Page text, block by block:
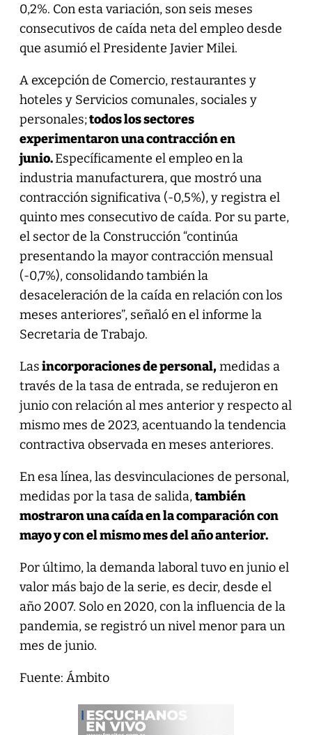
0,2%. Con esta variación, son seis meses
consecutivos de caída neta del empleo desde
que asumió el Presidente Javier Milei.
A excepción de Comercio, restaurantes y
hoteles y Servicios comunales, sociales y
personales;todos los sectores
experimentaron una contracción en
junio.Específicamente el empleo en la
industria manufacturera, que mostró una
contracción significativa (-0,5%), y registra el
quinto mes consecutivo de caída. Por su parte,
el sector de la Construcción “continúa
presentando la mayor contracción mensual
(-0,7%), consolidando también la
desaceleración de la caída en relación con los
meses anteriores”, señaló en el informe la
Secretaria de Trabajo.
Lasincorporaciones de personal,medidas a
través de la tasa de entrada, se redujeron en
junio con relación al mes anterior y respecto al
mismo mes de 2023, acentuando la tendencia
contractiva observada en meses anteriores.
En esa línea, las desvinculaciones de personal,
medidas por la tasa de salida,también
mostraron una caída en la comparación con
mayo y con el mismo mes del año anterior.
Por último, la demanda laboral tuvo en junio el
valor más bajo de la serie, es decir, desde el
año 2007. Solo en 2020, con la influencia de la
pandemia, se registró un nivel menor para un
mes de junio.
Fuente: Ámbito